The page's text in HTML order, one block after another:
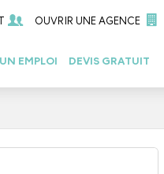
OUVRIR UNE AGENCE
EMPLOI DEVIS GRATUIT